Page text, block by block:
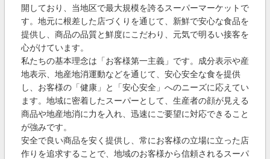
開しており、当地区で最大規模を誇るスーパーマーケットで
す。地元に根差した店づくりを通じて、新鮮で安心な食品を
提供し、商品の品質と鮮度にこだわり、元気で明るい接客を
心がけています。
私たちの基本理念は「お客様第一主義」です。成分表示や産
地表示、地産地消運動などを通じて、安心安全な食を提供
し、お客様の「健康」と「安心安全」へのニーズに応えてい
ます。地域に密着したスーパーとして、生産者の顔が見える
商品や地産地消に力を入れ、迅速にご要望に対応できること
が強みです。
安全で良い商品を安く提供し、常にお客様の立場に立った店
作りを追求することで、地域のお客様から信頼されるスーパ